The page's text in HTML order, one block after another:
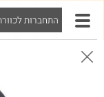
התחברות
הבהרה: בי.דילז הינה
הדילים